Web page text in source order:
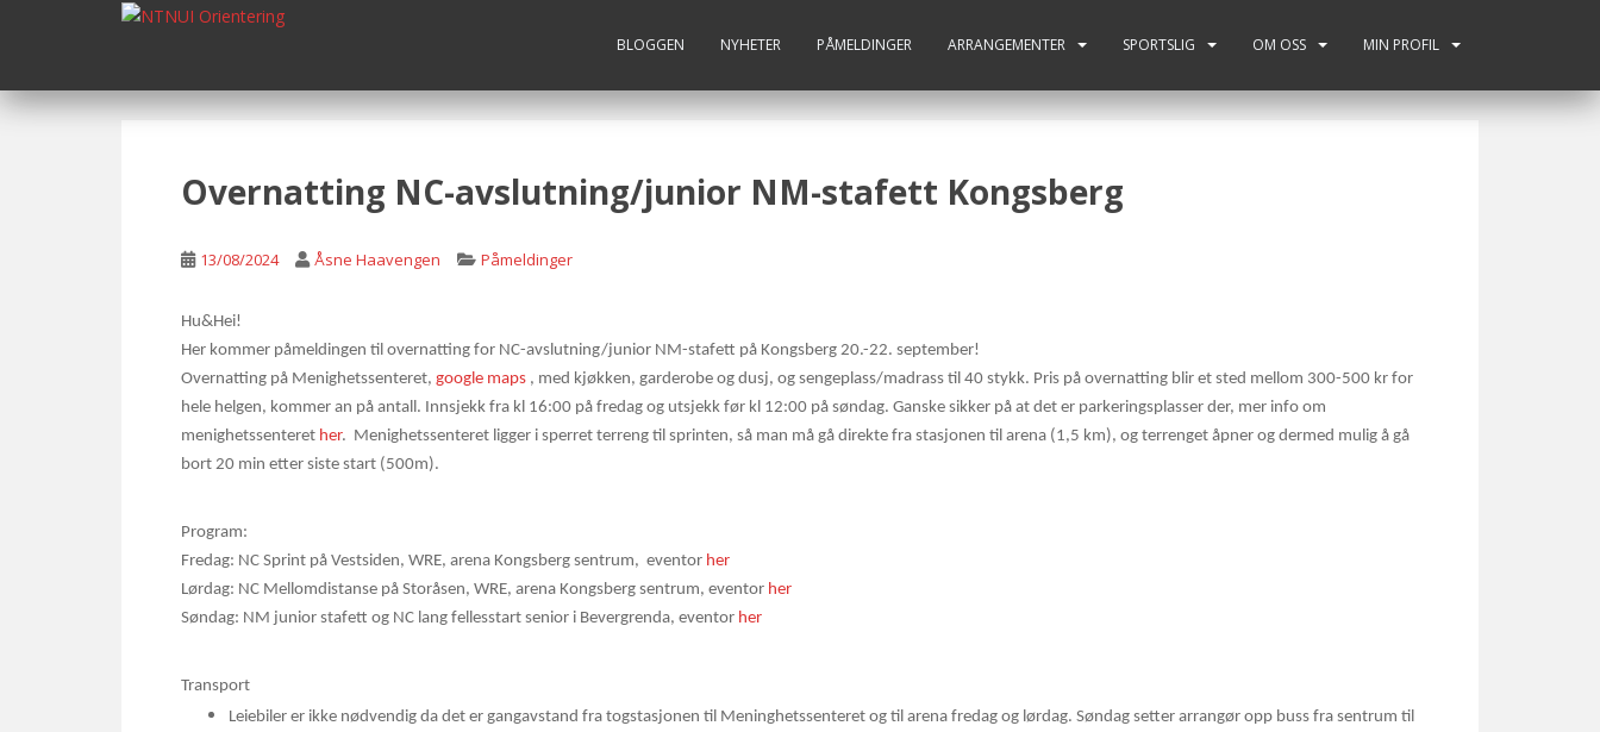
p
BLOGGEN NYHETER PÅMELDINGER ARRANGEMENTER SPORTSLIG OM OSS MIN PROFIL
Overnatting NC-avslutning/junior NM-stafett Kongsberg
13/08/2024 Åsne Haavengen Påmeldinger
Hu&Hei!
Her kommer påmeldingen til overnatting for NC-avslutning/junior NM-stafett på Kongsberg 20.-22. september!
Overnatting på Menighetssenteret, google maps , med kjøkken, garderobe og dusj, og sengeplass/madrass til 40 stykk. Pris på overnatting blir et sted mellom 300-500 kr for
hele helgen, kommer an på antall. Innsjekk fra kl 16:00 på fredag og utsjekk før kl 12:00 på søndag. Ganske sikker på at det er parkeringsplasser der, mer info om
menighetssenteret her. Menighetssenteret ligger i sperret terreng til sprinten, så man må gå direkte fra stasjonen til arena (1,5 km), og terrenget åpner og dermed mulig å gå
bort 20 min etter siste start (500m).
Program:
Fredag: NC Sprint på Vestsiden, WRE, arena Kongsberg sentrum, eventor her
Lørdag: NC Mellomdistanse på Storåsen, WRE, arena Kongsberg sentrum, eventor her
Søndag: NM junior stafett og NC lang fellesstart senior i Bevergrenda, eventor her
Transport
Leiebiler er ikke nødvendig da det er gangavstand fra togstasjonen til Meninghetssenteret og til arena fredag og lørdag. Søndag setter arrangør opp buss fra sentrum til